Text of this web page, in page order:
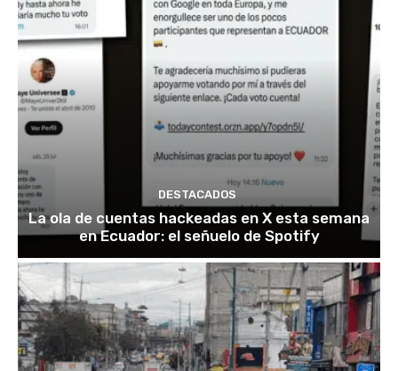
DESTACADOS
La ola de cuentas hackeadas en X esta semana
en Ecuador: el señuelo de Spotify